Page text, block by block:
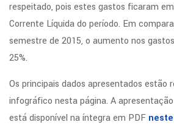
respeitado, pois estes gastos ficaram
Corrente Líquida do período. Em
semestre de 2015, o aumento nos
25%.
Os principais dados apresentados estão
infográfico nesta página. A
está disponível na íntegra em PDF